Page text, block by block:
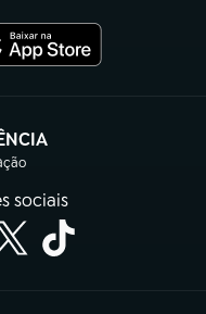
em nova aba)
sociais